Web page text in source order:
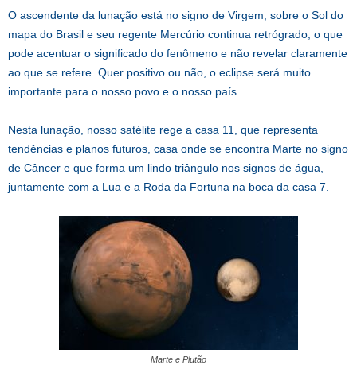
O ascendente da lunação está no signo de Virgem, sobre o Sol do
mapa do Brasil e seu regente Mercúrio continua retrógrado, o que
pode acentuar o significado do fenômeno e não revelar claramente
ao que se refere. Quer positivo ou não, o eclipse será muito
importante para o nosso povo e o nosso país.
Nesta lunação, nosso satélite rege a casa 11, que representa
tendências e planos futuros, casa onde se encontra Marte no signo
de Câncer e que forma um lindo triângulo nos signos de água,
juntamente com a Lua e a Roda da Fortuna na boca da casa 7.
Marte e Plutão